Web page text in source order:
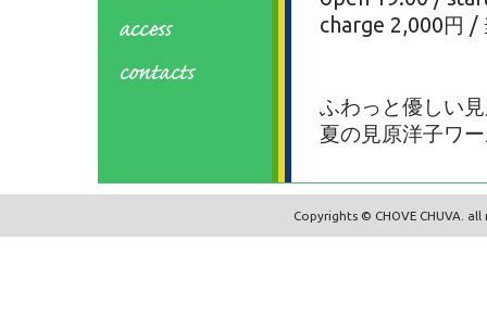
charge 2,000円 /
ふわっと優しい
夏の見原洋子ワ
Copyrights © CHOVE CHUVA.